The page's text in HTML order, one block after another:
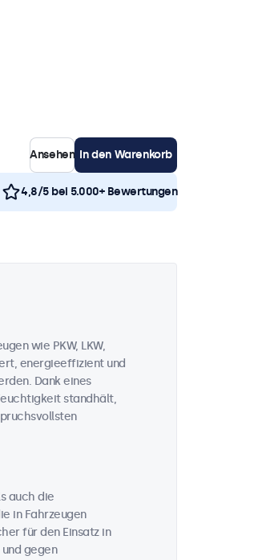
Ansehen In den Warenkorb
4,8/5 bei 5.000+ Bewertungen
wie PKW, LKW,
energieeffizient und
Dank eines
standhält,
auch die
in Fahrzeugen
für den Einsatz in
gegen